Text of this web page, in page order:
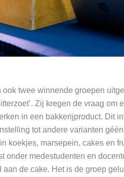
twee winnende groepen
Zij kregen de vraag
in een bakkerijproduct. Dit
tot andere varianten
koekjes, marsepein, cakes en
onder medestudenten en
de cake. Het is de groep